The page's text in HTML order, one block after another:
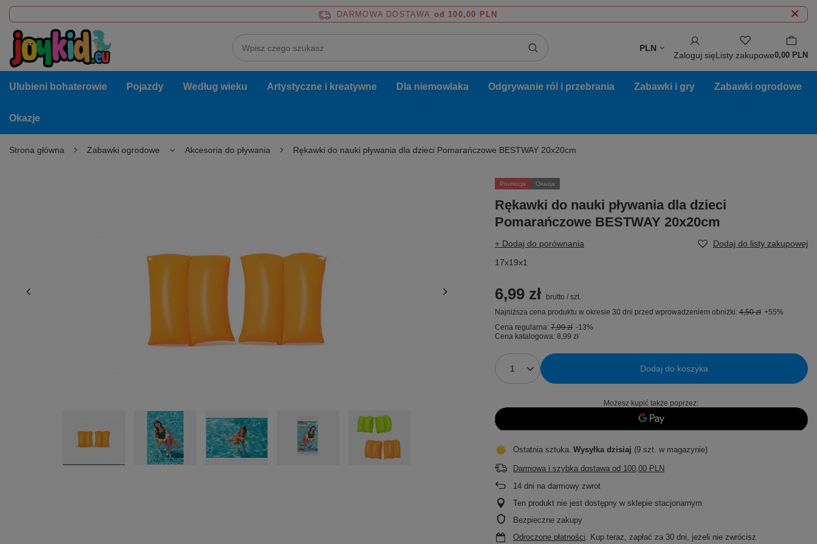
DARMOWA DOSTAWA od 100,00 PLN
PLN
Zaloguj sięListy zakupowe0,00 PLN
Ulubieni bohaterowie Pojazdy Według wieku Artystyczne i kreatywne Dla niemowlaka Odgrywanie ról i przebrania Zabawki i gry Zabawki ogrodowe
Okazje
Strona główna Zabawki ogrodowe Akcesoria do pływania Rękawki do nauki pływania dla dzieci Pomarańczowe BESTWAY 20x20cm
Promocja Okazja
Rękawki do nauki pływania dla dzieci
Pomarańczowe BESTWAY 20x20cm
+ Dodaj do porównania
Dodaj do listy zakupowej
17x19x1
6,99 zł brutto / szt.
Najniższa cena produktu w okresie 30 dni przed wprowadzeniem obniżki: 4,50 zł +55%
Cena regularna: 7,99 zł -13%
Cena katalogowa: 8,99 zł
Dodaj do koszyka
Możesz kupić także poprzez:
Ostatnia sztuka Wysyłka dzisiaj (9 szt. w magazynie)
Darmowa i szybka dostawaod 100,00 PLN
14dni na darmowy zwrot
Ten produkt nie jest dostępny w sklepie stacjonarnym
Bezpieczne zakupy
Odroczone płatności. Kup teraz, zapłać za 30 dni, jeżeli nie zwrócisz